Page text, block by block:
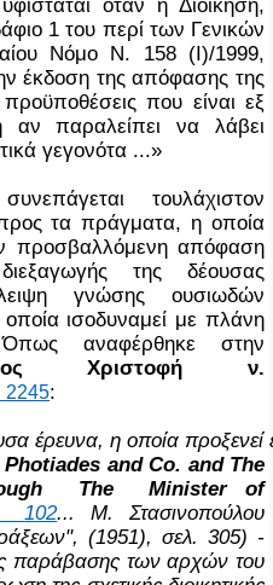
1 του περί των Γενικών
Νόμο Ν. 158 (Ι)/1999,
έκδοση της απόφασης της
που είναι εξ
αν παραλείπει να λάβει
γεγονότα ...»
τουλάχιστον
τα πράγματα, η οποία
προσβαλλόμενη απόφαση
της δέουσας
γνώσης ουσιωδών
ισοδυναμεί με πλάνη
αναφέρθηκε στην
Χριστοφή ν.
2245:
έρευνα, η οποία
Photiades and Co. and The
The Minister
of
102... Μ. Στασινοπούλου
(1951), σελ. 305) -
παράβασης των αρχών του